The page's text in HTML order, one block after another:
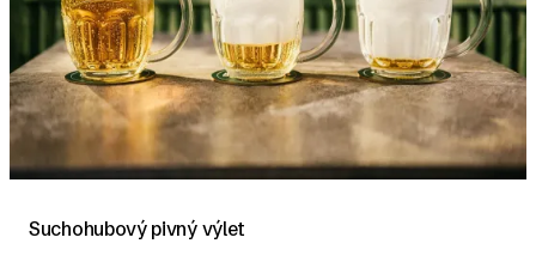
Suchohubový pivný výlet